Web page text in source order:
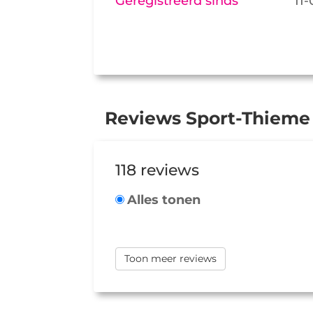
Reviews Sport-Thieme
118 reviews
Alles tonen
Toon meer reviews